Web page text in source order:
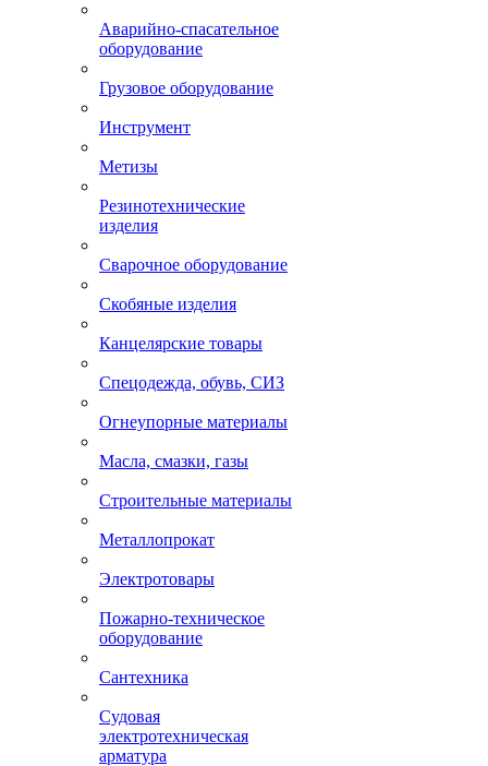
Аварийно-спасательное
оборудование
Грузовое оборудование
Инструмент
Метизы
Резинотехнические
изделия
Сварочное оборудование
Скобяные изделия
Канцелярские товары
Спецодежда, обувь, СИЗ
Огнеупорные материалы
Масла, смазки, газы
Строительные материалы
Металлопрокат
Электротовары
Пожарно-техническое
оборудование
Сантехника
Судовая
электротехническая
арматура